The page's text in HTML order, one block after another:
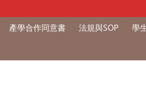
產學合作同意書 法規與SOP 學